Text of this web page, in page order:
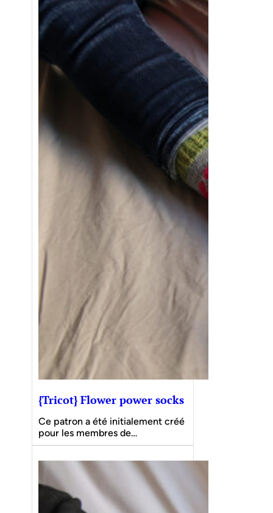
{Tricot} Flower power socks
Ce patron a été initialement créé
pour les membres de…